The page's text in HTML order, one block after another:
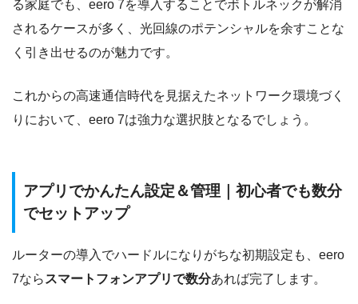
る家庭でも、eero 7を導入することでボトルネックが解消
されるケースが多く、光回線のポテンシャルを余すことな
く引き出せるのが魅力です。
これからの高速通信時代を見据えたネットワーク環境づく
りにおいて、eero 7は強力な選択肢となるでしょう。
アプリでかんたん設定＆管理｜初心者でも数分
でセットアップ
ルーターの導入でハードルになりがちな初期設定も、eero
7なら スマートフォンアプリで数分あれば完了します。